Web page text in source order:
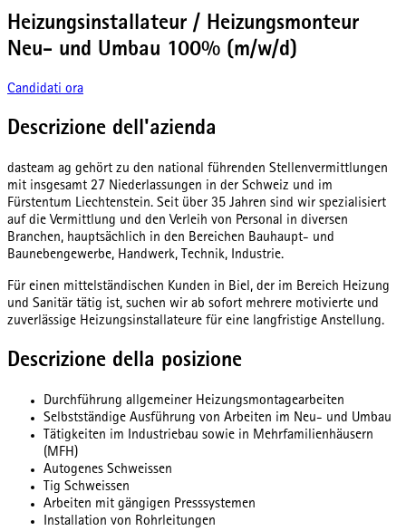
Heizungsinstallateur / Heizungsmonteur
Neu- und Umbau 100% (m/w/d)
Candidati ora
Descrizione dell'azienda
dasteam ag gehört zu den national führenden Stellenvermittlungen
mit insgesamt 27 Niederlassungen in der Schweiz und im
Fürstentum Liechtenstein. Seit über 35 Jahren sind wir spezialisiert
auf die Vermittlung und den Verleih von Personal in diversen
Branchen, hauptsächlich in den Bereichen Bauhaupt- und
Baunebengewerbe, Handwerk, Technik, Industrie.
Für einen mittelständischen Kunden in Biel, der im Bereich Heizung
und Sanitär tätig ist, suchen wir ab sofort mehrere motivierte und
zuverlässige Heizungsinstallateure für eine langfristige Anstellung.
Descrizione della posizione
Durchführung allgemeiner Heizungsmontagearbeiten
Selbstständige Ausführung von Arbeiten im Neu- und Umbau
Tätigkeiten im Industriebau sowie in Mehrfamilienhäusern
(MFH)
Autogenes Schweissen
Tig Schweissen
Arbeiten mit gängigen Presssystemen
Installation von Rohrleitungen